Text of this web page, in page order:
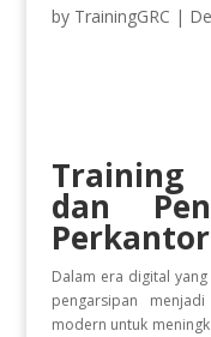
by TrainingGRC |
Training
dan
Dalam era digital
pengarsipan
modern untuk